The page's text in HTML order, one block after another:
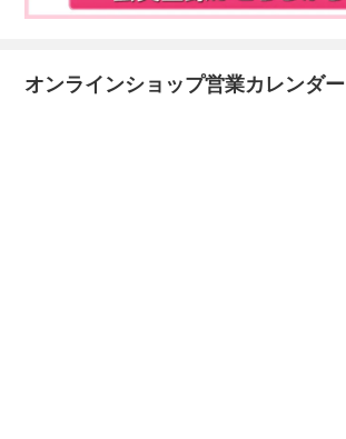
オンラインショップ営業カレンダー